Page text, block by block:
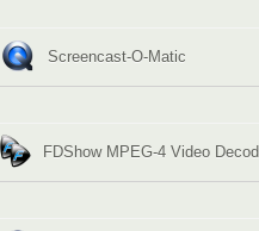
Screencast-O-Matic
FDShow MPEG-4 Video